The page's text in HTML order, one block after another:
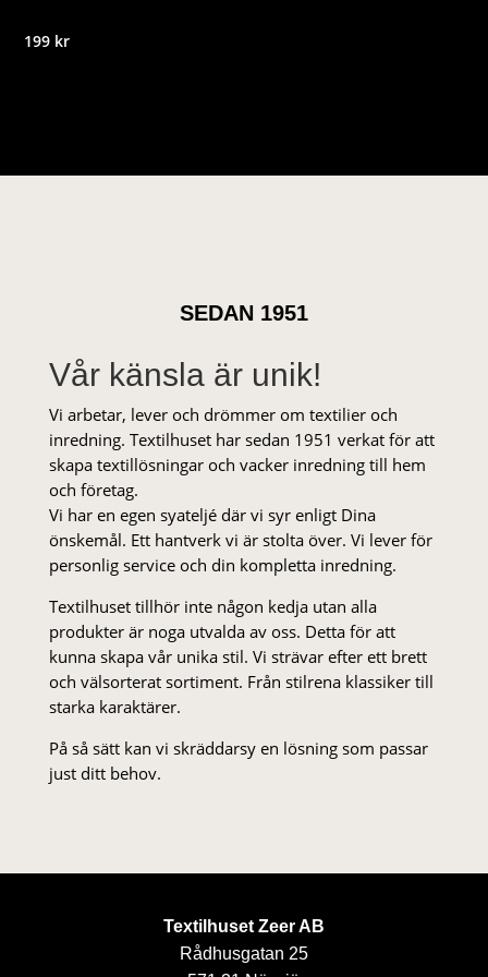
199 kr
SEDAN 1951
Vår känsla är unik!
Vi arbetar, lever och drömmer om textilier och
inredning. Textilhuset har sedan 1951 verkat för att
skapa textillösningar och vacker inredning till hem
och företag.
Vi har en egen syateljé där vi syr enligt Dina
önskemål. Ett hantverk vi är stolta över. Vi lever för
personlig service och din kompletta inredning.
Textilhuset tillhör inte någon kedja utan alla
produkter är noga utvalda av oss. Detta för att
kunna skapa vår unika stil. Vi strä­var efter ett brett
och välsorterat sor­ti­ment. Från stil­rena klas­siker till
starka karaktärer.
På så sätt kan vi skräddarsy en lösning som passar
just ditt behov.
Textilhuset Zeer AB
Rådhusgatan 25